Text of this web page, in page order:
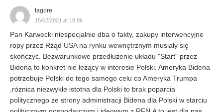
tagore
15/02/2021 at 18:06
Pan Karwecki niespecjalnie dba o fakty, zakupy interwencyjne
ropy przez Rząd USA na rynku wewnętrznym musiały się
skończyć. Bezwarunkowe przedłużenie układu "Start" przez
Bidena to konkret nie leżący w interesie Polski. Ameryka Bidena
potrzebuje Polski do tego samego celu co Ameryka Trumpa
,różnica niezwykle istotna dla Polski to brak poparcia
politycznego ze strony administracji Bidena dla Polski w starciu